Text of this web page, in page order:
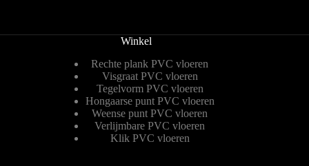
Winkel
Rechte plank PVC vloeren
Visgraat PVC vloeren
Tegelvorm PVC vloeren
Hongaarse punt PVC vloeren
Weense punt PVC vloeren
Verlijmbare PVC vloeren
Klik PVC vloeren